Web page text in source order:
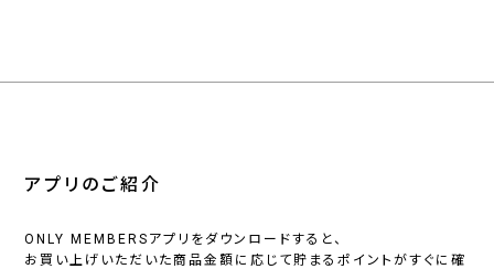
アプリのご紹介
ONLY MEMBERSアプリをダウンロードすると、
お買い上げいただいた商品金額に応じて貯まるポイントがすぐに確